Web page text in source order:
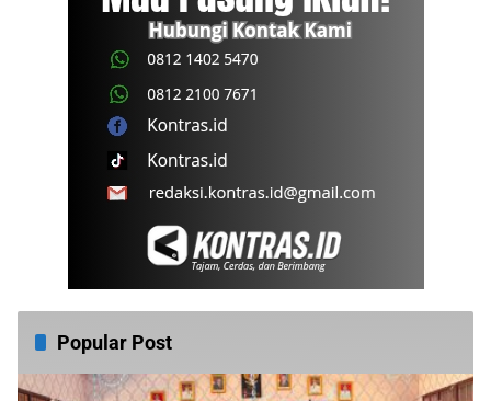
Popular Post